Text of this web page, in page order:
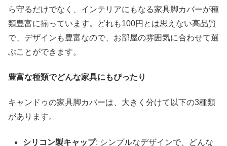
ら守るだけでなく、インテリアにもなる家具脚カバーが種
類豊富に揃っています。どれも100円とは思えない高品質
で、デザインも豊富なので、お部屋の雰囲気に合わせて選
ぶことができます。
豊富な種類でどんな家具にもぴったり
キャンドゥの家具脚カバーは、大きく分けて以下の3種類
があります。
シリコン製キャップ: シンプルなデザインで、どんな